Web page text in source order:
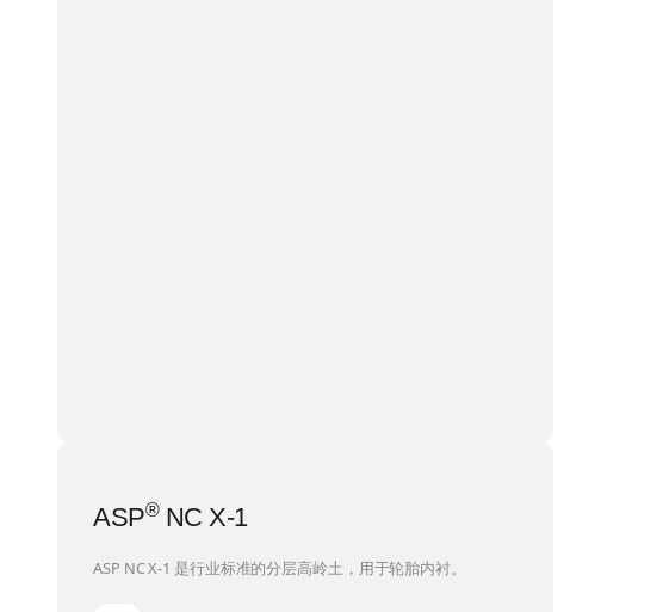
ASP®NC X-1
ASP NC X-1 是行业标准的分层高岭土，用于轮胎内衬。